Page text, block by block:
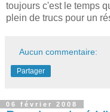
toujours c'est le temps
plein de trucs pour un
Aucun commentaire:
Partager
06 février 2008